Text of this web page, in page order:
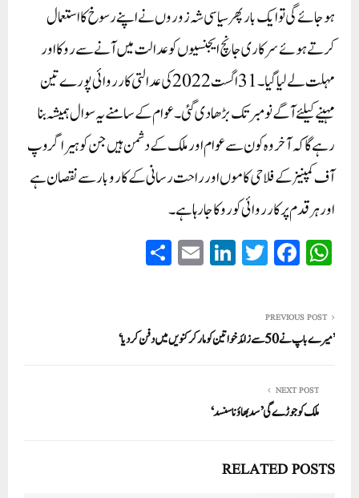
ہو جائے گی تو ایک بار پھر سیاسی شہ زوروں نے اپنے رسوخ کا استعمال
کرتے ہوئے سرکاری جانچ ایجنسیوں کو عدالت میں آنے سے روکا اور
مہلت لے لیا گیا۔ 31 اگست 2022 کی عدالتی کارروائی پورے تین
مہینے کیلئے آگے نومبر تک بڑھا دی گئی۔ عوام کے سامنے یہ سوال ہمیشہ بنا
رہے گا کہ آخر وہ کون سے عوام اور ملک کے دشمن ہیں جن کو ہیرا گروپ
آف کمپنیز کے فلاحی کاموں اور راحت رسانی کے کاروبار سے نقصان ہے
اور ہر قدم پر کارروائی کو روکا جا رہا ہے۔
W
ha
A
pp
Fa
ce
ok
T
wi
r
Li
nk
In
E
m
PREVIOUS POST
’میرے باپ نے 50 سے زائد خواتین کو مار کر کنویں میں دفن کردیا‘
NEXT POST
ملک کو جوڑے گی ’سدبھاؤنا سنسد‘
RELATED POSTS